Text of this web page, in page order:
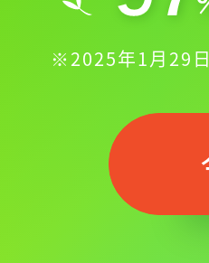
記事
※2025年1月29日